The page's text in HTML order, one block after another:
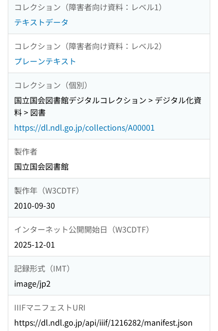
コレクション（障害者向け資料：レベル1）
テキストデータ
コレクション（障害者向け資料：レベル2）
プレーンテキスト
コレクション（個別）
国立国会図書館デジタルコレクション > デジタル化資
料 > 図書
https://dl.ndl.go.jp/collections/A00001
製作者
国立国会図書館
製作年（W3CDTF）
2010-09-30
インターネット公開開始日（W3CDTF）
2025-12-01
記録形式（IMT）
image/jp2
IIIFマニフェストURI
https://dl.ndl.go.jp/api/iiif/1216282/manifest.json